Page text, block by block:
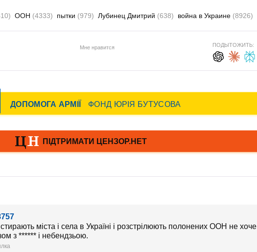
ООН (4333) пытки (979) Лубинец Дмитрий (638) война в Украине (8926)
Мне нравится ПОДЫТОЖИТЬ:
міста і села в Україні і розстрілюють полонених ООН не хоче
з ****** і небендзьою.